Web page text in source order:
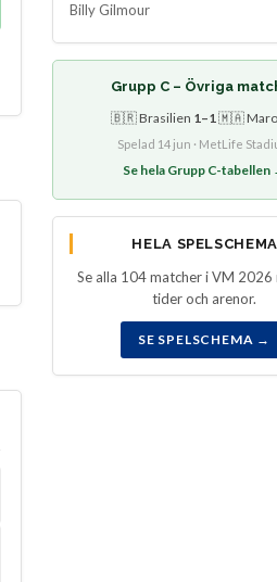
Billy Gilmour
Grupp C – Övriga
🇧🇷 Brasilien 1–1🇲🇦
Spelad 14 jun · MetLife
Se hela Grupp C-tabellen
HELA
Se alla 104 matcher i VM 2026
tider och arenor.
SE SPELSCHEMA →